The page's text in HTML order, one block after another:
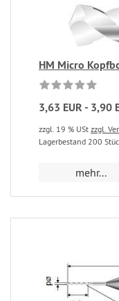
HM Micro
3,63 EUR - 3,90
zzgl. 19 % USt zzgl.
Lagerbestand 200
mehr...